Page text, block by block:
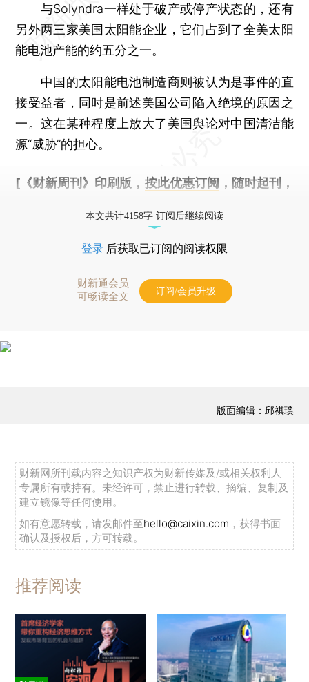
与Solyndra一样处于破产或停产状态的，还有
另外两三家美国太阳能企业，它们占到了全美太阳
能电池产能的约五分之一。
中国的太阳能电池制造商则被认为是事件的直
接受益者，同时是前述美国公司陷入绝境的原因之
一。这在某种程度上放大了美国舆论对中国清洁能
源“威胁”的担心。
[《财新周刊》印刷版， 按此优惠订阅 ，随时起刊，
本文共计4158字 订阅后继续阅读
登录 后获取已订阅的阅读权限
财新通会员
可畅读全文
订阅/会员升级
版面编辑：邱祺璞
财新网所刊载内容之知识产权为财新传媒及/或相关权利人
专属所有或持有。未经许可，禁止进行转载、摘编、复制及
建立镜像等任何使用。
如有意愿转载，请发邮件至hello@caixin.com ，获得书面
确认及授权后，方可转载。
推荐阅读